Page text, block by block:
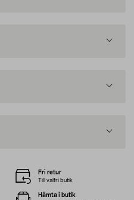
Fri retur
Till valfri butik
Hämta i butik